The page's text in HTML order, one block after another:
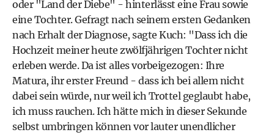
oder "Land der Diebe" - hinterlässt eine Frau sowie
eine Tochter. Gefragt nach seinem ersten Gedanken
nach Erhalt der Diagnose, sagte Kuch: "Dass ich die
Hochzeit meiner heute zwölfjährigen Tochter nicht
erleben werde. Da ist alles vorbeigezogen: Ihre
Matura, ihr erster Freund - dass ich bei allem nicht
dabei sein würde, nur weil ich Trottel geglaubt habe,
ich muss rauchen. Ich hätte mich in dieser Sekunde
selbst umbringen können vor lauter unendlicher